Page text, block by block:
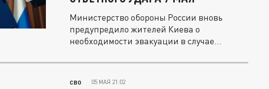
Министерство обороны России вновь
предупредило жителей Киева о
необходимости эвакуации в случае
СВО 05 МАЯ 21:02